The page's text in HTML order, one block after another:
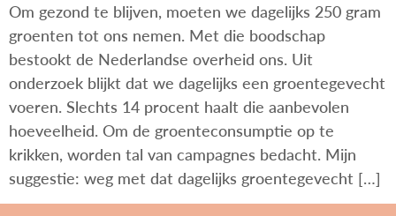
Om gezond te blijven, moeten we dagelijks 250 gram
groenten tot ons nemen. Met die boodschap
bestookt de Nederlandse overheid ons. Uit
onderzoek blijkt dat we dagelijks een groentegevecht
voeren. Slechts 14 procent haalt die aanbevolen
hoeveelheid. Om de groenteconsumptie op te
krikken, worden tal van campagnes bedacht. Mijn
suggestie: weg met dat dagelijks groentegevecht […]